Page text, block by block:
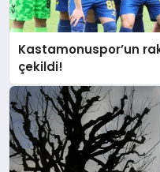
Kastamonuspor’un
çekildi!